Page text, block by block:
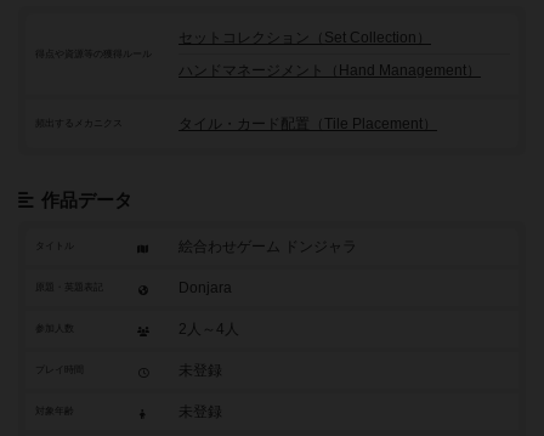
セットコレクション（Set Collection）
ハンドマネージメント（Hand Management）
頻出するメカニクス タイル・カード配置（Tile Placement）
作品データ
タイトル 絵合わせゲーム ドンジャラ
Donjara
参加人数 2人～4人
未登録
未登録